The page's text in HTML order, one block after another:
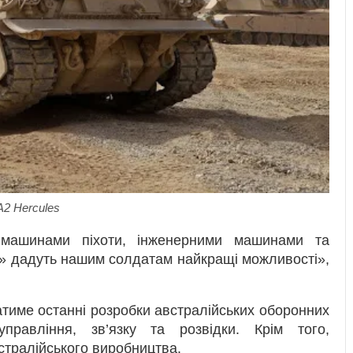
Hercules
піхоти, інженерними машинами та
дадуть нашим солдатам найкращі можливості»,
останні розробки австралійських оборонних
зв’язку та розвідки. Крім того,
виробництва.